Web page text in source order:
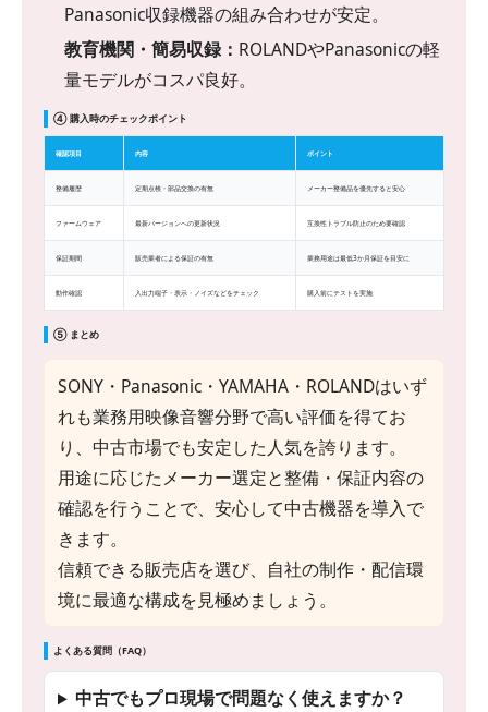
Panasonic収録機器の組み合わせが安定。
教育機関・簡易収録： ROLANDやPanasonicの軽
量モデルがコスパ良好。
④ 購入時のチェックポイント
確認項目 内容 ポイント
整備履歴 定期点検・部品交換の有無 メーカー整備品を優先すると安心
ファームウェア 最新バージョンへの更新状況 互換性トラブル防止のため要確認
保証期間 販売業者による保証の有無 業務用途は最低3か月保証を目安に
動作確認 入出力端子・表示・ノイズなどをチェック 購入前にテストを実施
⑤ まとめ
SONY・Panasonic・YAMAHA・ROLANDはいず
れも業務用映像音響分野で高い評価を得てお
り、中古市場でも安定した人気を誇ります。
用途に応じたメーカー選定と整備・保証内容の
確認を行うことで、安心して中古機器を導入で
きます。
信頼できる販売店を選び、自社の制作・配信環
境に最適な構成を見極めましょう。
よくある質問（FAQ）
中古でもプロ現場で問題なく使えますか？